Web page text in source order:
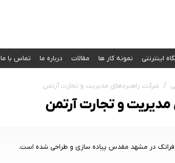
اینترنتی نمونه کار‌ ها مقالات درباره ما تماس با ما
شرکت راهبردهای مدیریت و تجارت آرتمن
و تجارت آرتمن
در مشهد مقدس پیاده سازی و طراحی شده است.